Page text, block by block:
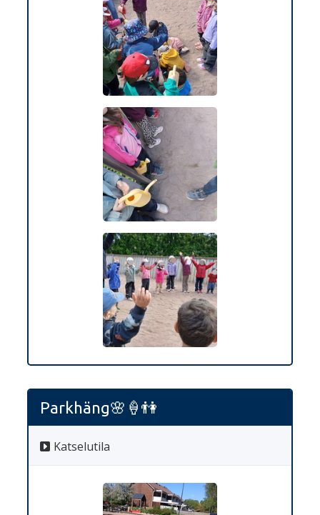
Parkhäng🌸🍦👫
Katselutila